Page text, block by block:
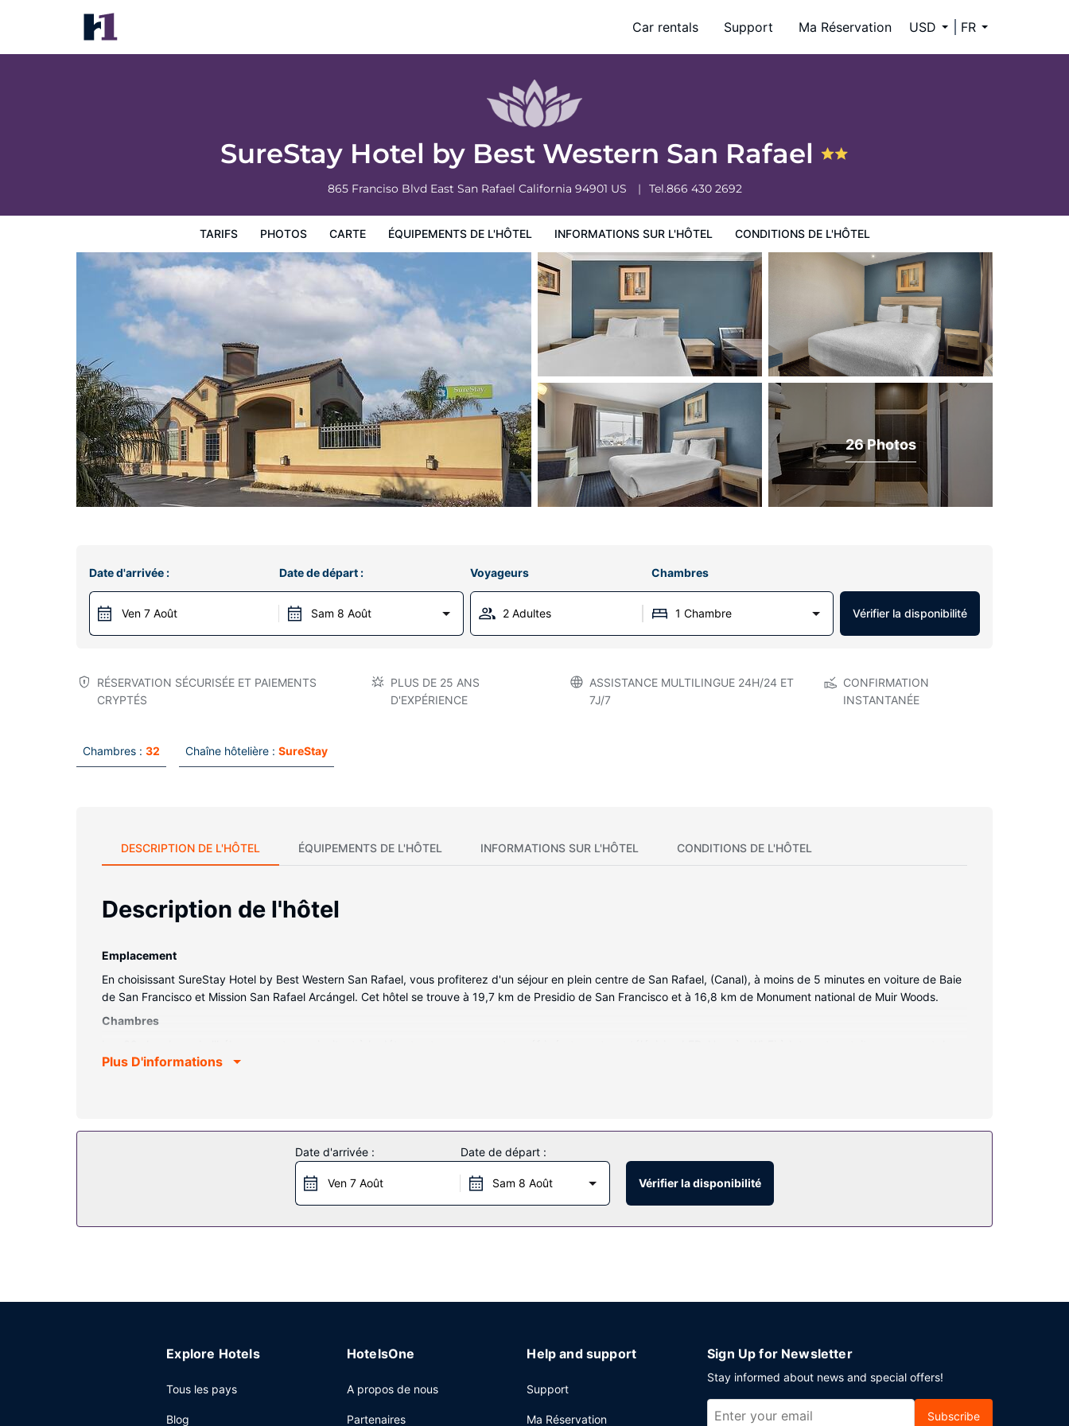
Car rentals Support Ma Réservation USD FR
SureStay Hotel by Best Western San Rafael
865 Franciso Blvd East San Rafael California 94901 US Tel.866 430 2692
TARIFS PHOTOS CARTE ÉQUIPEMENTS DE L'HÔTEL INFORMATIONS SUR L'HÔTEL CONDITIONS DE L'HÔTEL
SureStay Hotel by Best Western San Rafael
Tarifs
26 Photos
Date d'arrivée :
Ven 7 Août
Date de départ :
Sam 8 Août
Voyageurs Chambres
2 Adultes 1 Chambre Vérifier la disponibilité
RÉSERVATION SÉCURISÉE ET PAIEMENTS
CRYPTÉS
PLUS DE 25 ANS
D'EXPÉRIENCE
ASSISTANCE MULTILINGUE 24H/24 ET
7J/7
CONFIRMATION
INSTANTANÉE
Chambres : 32 Chaîne hôtelière : SureStay
DESCRIPTION DE L'HÔTEL ÉQUIPEMENTS DE L'HÔTEL INFORMATIONS SUR L'HÔTEL CONDITIONS DE L'HÔTEL
Description de l'hôtel
Emplacement
En choisissant SureStay Hotel by Best Western San Rafael, vous profiterez d'un séjour en plein centre de San Rafael, (Canal), à moins de 5 minutes en voiture de Baie
de San Francisco et Mission San Rafael Arcángel. Cet hôtel se trouve à 19,7 km de Presidio de San Francisco et à 16,8 km de Monument national de Muir Woods.
Chambres
rester en contact avec le reste du monde et votre divertissement est assuré par des chaînes par câble. Les salles de bain comprennent un ensemble
Profitez des nombreux équipements et services qui caractérisent l'hébergement, notamment l'accès Wi-Fi à Internet gratuit et un distributeur automatique de
Un petit déjeuner en libre-service gratuit est servi tous les jours de 07 h 00 à 09 h 00.
Plus D'informations
Date d'arrivée :
Ven 7 Août
Date de départ :
Sam 8 Août Vérifier la disponibilité
Explore Hotels
Tous les pays
Blog
HotelsOne
A propos de nous
Partenaires
Help and support
Support
Ma Réservation
Sign Up for Newsletter
Stay informed about news and special offers!
Subscribe